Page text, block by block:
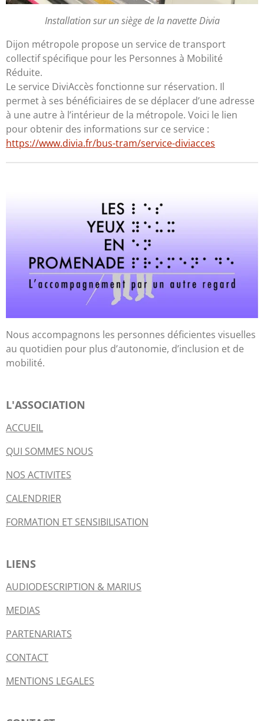
Installation sur un siège de la navette Divia
Dijon métropole propose un service de transport
collectif spécifique pour les Personnes à Mobilité
Réduite.
Le service DiviAccès fonctionne sur réservation. Il
permet à ses bénéficiaires de se déplacer d’une adresse
à une autre à l’intérieur de la métropole. Voici le lien
pour obtenir des informations sur ce service :
https://www.divia.fr/bus-tram/service-diviacces
Nous accompagnons les personnes déficientes visuelles
au quotidien pour plus d’autonomie, d’inclusion et de
mobilité.
L'ASSOCIATION
ACCUEIL
QUI SOMMES NOUS
NOS ACTIVITES
CALENDRIER
FORMATION ET SENSIBILISATION
LIENS
AUDIODESCRIPTION & MARIUS
MEDIAS
PARTENARIATS
CONTACT
MENTIONS LEGALES